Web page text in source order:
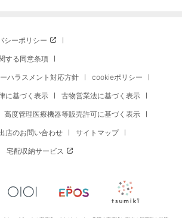
シーポリシー
する同意条項
ハラスメント対応方針 cookieポリシー
に基づく表示 古物営業法に基づく表示
高度管理医療機器等販売許可に基づく表示
店のお問い合わせ サイトマップ
宅配収納サービス